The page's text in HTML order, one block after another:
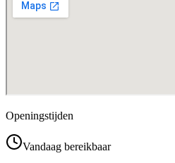
Openingstijden
Vandaag bereikbaar